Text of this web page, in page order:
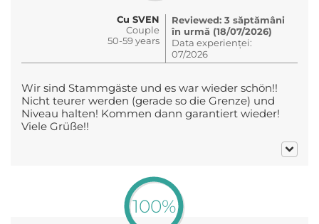
Cu SVEN
Couple
50-59 years
Reviewed: 3 săptămâni
în urmă (18/07/2026)
Data experienței:
07/2026
Wir sind Stammgäste und es war wieder schön!!
Nicht teurer werden (gerade so die Grenze) und
Niveau halten! Kommen dann garantiert wieder!
Viele Grüße!!
100%